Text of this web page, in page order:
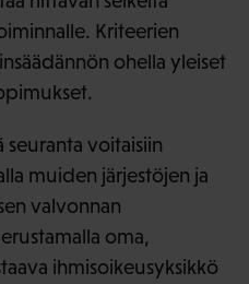
Kriteerien
ohella yleiset
seuranta voitaisiin
muiden järjestöjen ja
valvonnan
oma,
ihmisoikeusyksikkö